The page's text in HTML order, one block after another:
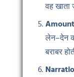
वह खाता
लेन–देन
बराबर